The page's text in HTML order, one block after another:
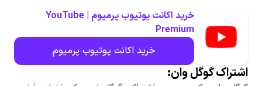
خرید اکانت یوتیوب پرمیوم | YouTube
Premium
خرید اکانت یوتیوب پرمیوم
اشتراک گوگل وان: